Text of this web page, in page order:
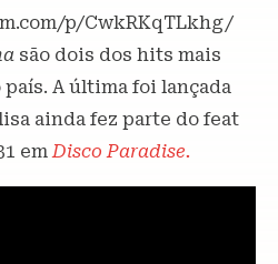
p/CwkRKqTLkhg/
são dois dos hits mais
A última foi lançada
ainda fez parte do feat
emDisco Paradise.